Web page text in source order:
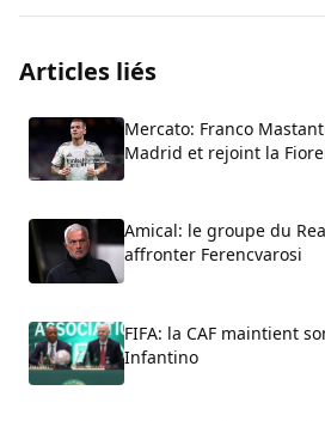
Articles liés
Mercato: Franco
Madrid et rejoint la
Amical: le groupe du
affronter Ferencvarosi
FIFA: la CAF maintient
Infantino